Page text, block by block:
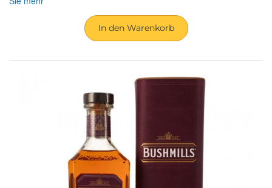
In den Warenkorb